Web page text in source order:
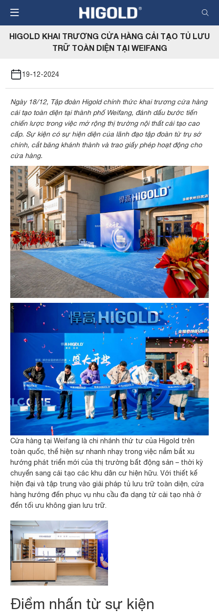
đến
nội
dungHIGOLD KHAI TRƯƠNG CỬA HÀNG CẢI TẠO TỦ LƯU
TRỮ TOÀN DIỆN TẠI WEIFANG
19-12-2024
Ngày 18/12, Tập đoàn Higold chính thức khai trương cửa hàng
cải tạo toàn diện tại thành phố Weifang, đánh dấu bước tiến
chiến lược trong việc mở rộng thị trường nội thất cải tạo cao
cấp. Sự kiện có sự hiện diện của lãnh đạo tập đoàn từ trụ sở
chính, cắt băng khánh thành và trao giấy phép hoạt động cho
cửa hàng.
Cửa hàng tại Weifang là chi nhánh thứ tư của Higold trên
toàn quốc, thể hiện sự nhanh nhạy trong việc nắm bắt xu
hướng phát triển mới của thị trường bất động sản – thời kỳ
chuyển sang cải tạo các khu dân cư hiện hữu. Với thiết kế
hiện đại và tập trung vào giải pháp tủ lưu trữ toàn diện, cửa
hàng hướng đến phục vụ nhu cầu đa dạng từ cải tạo nhà ở
đến tối ưu không gian lưu trữ.
Điểm nhấn từ sự kiện